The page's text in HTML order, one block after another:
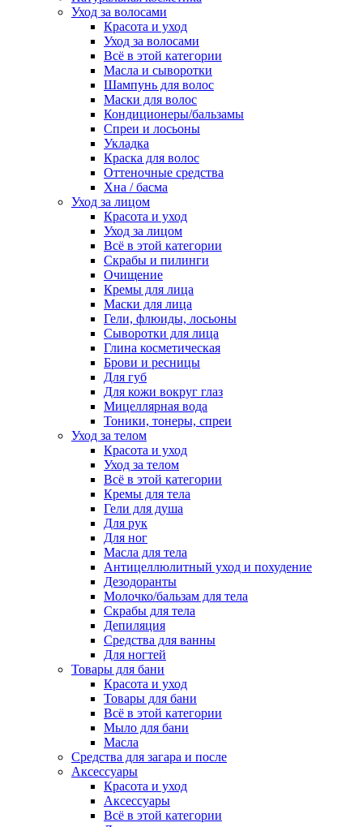
Уход за волосами
Красота и уход
Уход за волосами
Всё в этой категории
Масла и сыворотки
Шампунь для волос
Маски для волос
Кондиционеры/бальзамы
Спреи и лосьоны
Укладка
Краска для волос
Оттеночные средства
Хна / басма
Уход за лицом
Красота и уход
Уход за лицом
Всё в этой категории
Скрабы и пилинги
Очищение
Кремы для лица
Маски для лица
Гели, флюиды, лосьоны
Сыворотки для лица
Глина косметическая
Брови и ресницы
Для губ
Для кожи вокруг глаз
Мицеллярная вода
Тоники, тонеры, спреи
Уход за телом
Красота и уход
Уход за телом
Всё в этой категории
Кремы для тела
Гели для душа
Для рук
Для ног
Масла для тела
Антицеллюлитный уход и похудение
Дезодоранты
Молочко/бальзам для тела
Скрабы для тела
Депиляция
Средства для ванны
Для ногтей
Товары для бани
Красота и уход
Товары для бани
Всё в этой категории
Мыло для бани
Масла
Средства для загара и после
Аксессуары
Красота и уход
Аксессуары
Всё в этой категории